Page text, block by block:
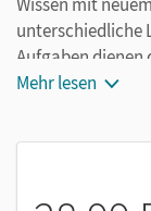
unterschiedliche
Aufgaben dienen
Gestaltung
Mehr lesen